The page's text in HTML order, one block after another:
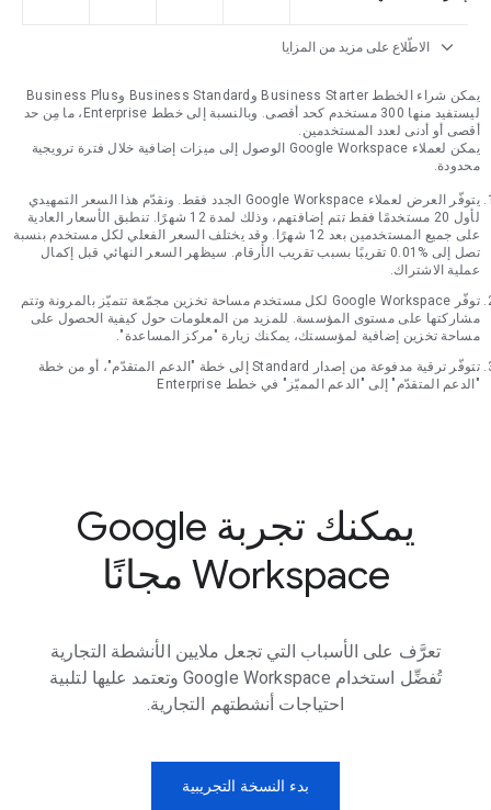
expand_more الاطّلاع على مزيد من المزايا
يمكن شراء الخطط Business Starter وBusiness Standard وBusiness Plus
ليستفيد منها 300 مستخدم كحد أقصى. وبالنسبة إلى خطط Enterprise، ما مِن حد
أقصى أو أدنى لعدد المستخدمين.
يمكن لعملاء Google Workspace الوصول إلى ميزات إضافية خلال فترة ترويجية
محدودة.
يتوفّر العرض لعملاء Google Workspace الجدد فقط. ونقدّم هذا السعر التمهيدي
لأول 20 مستخدمًا فقط تتم إضافتهم، وذلك لمدة 12 شهرًا. تنطبق الأسعار العادية
على جميع المستخدمين بعد 12 شهرًا. وقد يختلف السعر الفعلي لكل مستخدم بنسبة
تصل إلى %0.01 تقريبًا بسبب تقريب الأرقام. سيظهر السعر النهائي قبل إكمال
عملية الاشتراك.
توفّر Google Workspace لكل مستخدم مساحة تخزين مجمّعة تتميّز بالمرونة وتتم
مشاركتها على مستوى المؤسسة. للمزيد من المعلومات حول كيفية الحصول على
مساحة تخزين إضافية لمؤسستك، يمكنك زيارة "مركز المساعدة".
تتوفّر ترقية مدفوعة من إصدار Standard إلى خطة "الدعم المتقدّم"، أو من خطة
"الدعم المتقدّم" إلى "الدعم المميّز" في خطط Enterprise
يمكنك تجربة Google
Workspace مجانًا
تعرَّف على الأسباب التي تجعل ملايين الأنشطة التجارية
تُفضِّل استخدام Google Workspace وتعتمد عليها لتلبية
احتياجات أنشطتهم التجارية.
بدء النسخة التجريبية